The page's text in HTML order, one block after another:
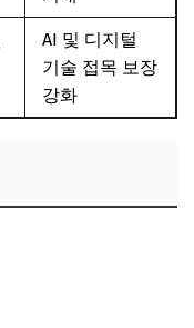
AI 및 디지털
기술 접목 보장
강화